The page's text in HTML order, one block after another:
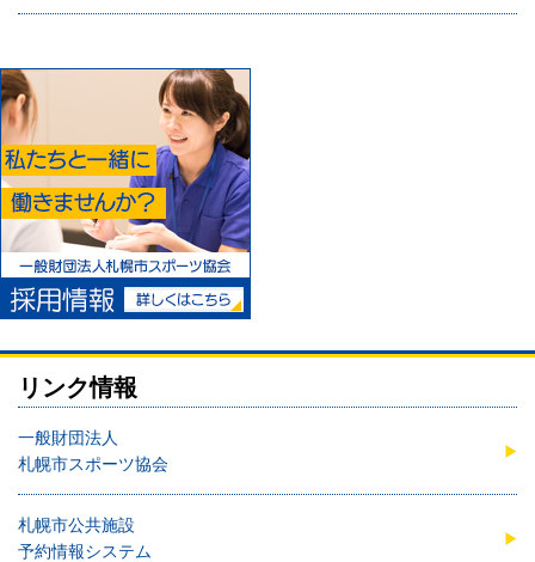
リンク情報
一般財団法人
札幌市スポーツ協会
札幌市公共施設
予約情報システム